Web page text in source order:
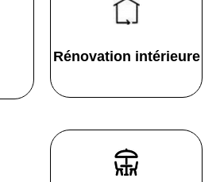
Rénovation intérieure